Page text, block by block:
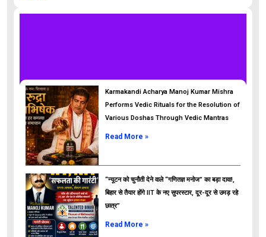
ads
Karmakandi Acharya Manoj Kumar Mishra
Performs Vedic Rituals for the Resolution of
Various Doshas Through Vedic Mantras
Read More »
“न्यूटन को चुनौती देने वाले “गणितज्ञ मनोज” का बड़ा दावा!,
बिहार से तैयार होंगे IIT के नए सुपरस्टार, दूर-दूर से उमड़ रहे
छात्र”
Read More »